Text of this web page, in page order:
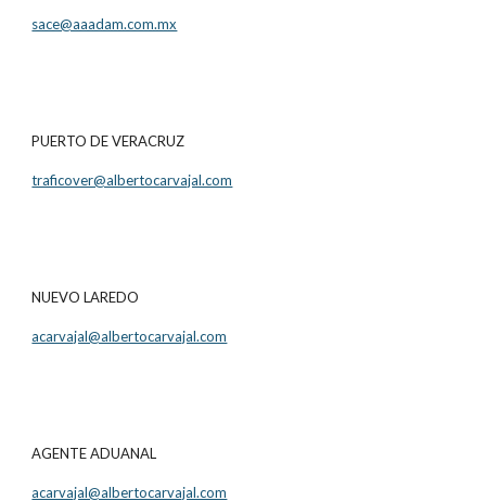
sace@aaadam.com.mx
PUERTO DE VERACRUZ
traficover@albertocarvajal.com
NUEVO LAREDO
acarvajal@albertocarvajal.com
AGENTE ADUANAL
acarvajal@albertocarvajal.com